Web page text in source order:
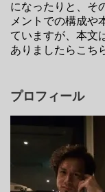
になったりと、そ
メントでの構成や
ていますが、本文
ありましたらこち
プロフィール